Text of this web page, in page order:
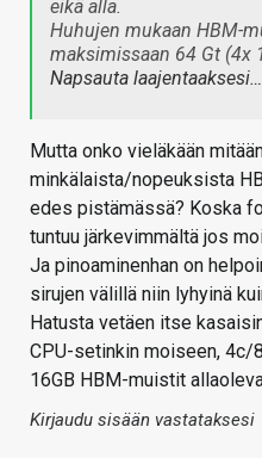
eikä alla.
Huhujen mukaan HBM-
maksimissaan 64 Gt (4x
Napsauta laajentaaksesi…
Mutta onko vieläkään
minkälaista/nopeuksista
edes pistämässä? Koska
tuntuu järkevimmältä jos
Ja pinoaminenhan on
sirujen välillä niin lyhyinä
Hatusta vetäen itse
CPU-setinkin moiseen, 4c/
16GB HBM-muistit
Kirjaudu sisään vastataksesi